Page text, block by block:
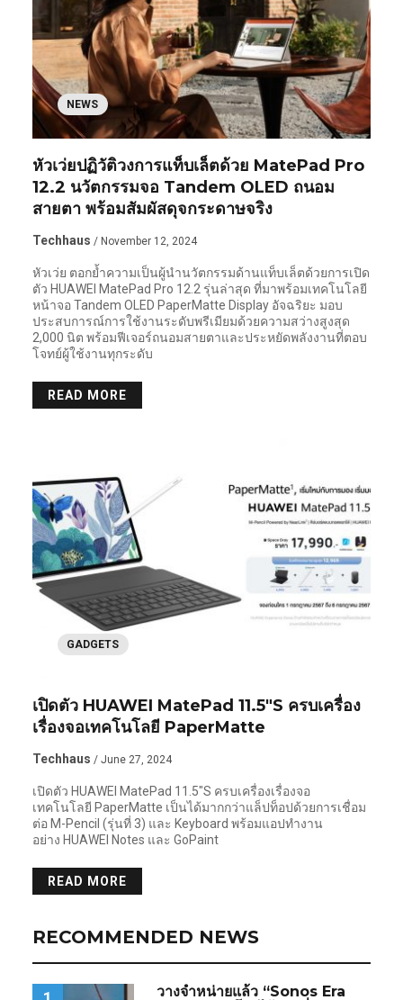
NEWS
หัวเว่ยปฏิวัติวงการแท็บเล็ตด้วย MatePad Pro
12.2 นวัตกรรมจอ Tandem OLED ถนอม
สายตา พร้อมสัมผัสดุจกระดาษจริง
Techhaus / November 12, 2024
หัวเว่ย ตอกย้ำความเป็นผู้นำนวัตกรรมด้านแท็บเล็ตด้วยการเปิด
ตัว HUAWEI MatePad Pro 12.2 รุ่นล่าสุด ที่มาพร้อมเทคโนโลยี
หน้าจอ Tandem OLED PaperMatte Display อัจฉริยะ มอบ
ประสบการณ์การใช้งานระดับพรีเมียมด้วยความสว่างสูงสุด
2,000 นิต พร้อมฟีเจอร์ถนอมสายตาและประหยัดพลังงานที่ตอบ
โจทย์ผู้ใช้งานทุกระดับ
READ MORE
GADGETS
เปิดตัว HUAWEI MatePad 11.5″S ครบเครื่อง
เรื่องจอเทคโนโลยี PaperMatte
Techhaus / June 27, 2024
เปิดตัว HUAWEI MatePad 11.5″S ครบเครื่องเรื่องจอ
เทคโนโลยี PaperMatte เป็นได้มากกว่าแล็ปท็อปด้วยการเชื่อม
ต่อ M-Pencil (รุ่นที่ 3) และ Keyboard พร้อมแอปทำงาน
อย่าง HUAWEI Notes และ GoPaint
READ MORE
RECOMMENDED NEWS
วางจำหน่ายแล้ว “Sonos Era